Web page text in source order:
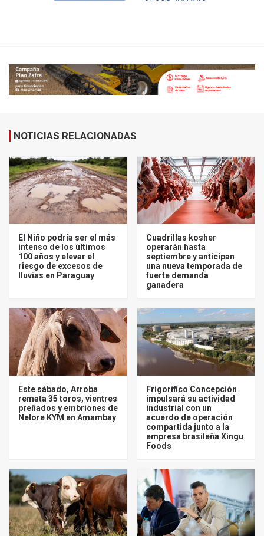
NOTICIAS RELACIONADAS
El Niño podría ser el más
intenso de los últimos
100 años y elevar el
riesgo de excesos de
lluvias en Paraguay
Cuadrillas kosher
operarán hasta
septiembre y anticipan
una nueva temporada de
fuerte demanda
ganadera
Este sábado, Arroba
remata 35 toros, vientres
preñados y embriones de
Nelore KYM en Amambay
Frigorífico Concepción
impulsará su actividad
industrial con un
acuerdo de operación
compartida junto a la
empresa brasileña Xingu
Foods